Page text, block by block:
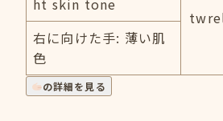
ht skin tone
右に向けた手: 薄い肌
色
の詳細を見る